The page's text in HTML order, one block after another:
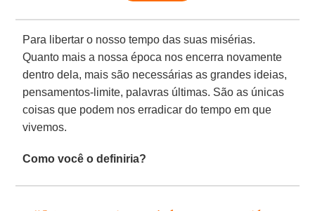
Para libertar o nosso tempo das suas misérias.
Quanto mais a nossa época nos encerra novamente
dentro dela, mais são necessárias as grandes ideias,
pensamentos-limite, palavras últimas. São as únicas
coisas que podem nos erradicar do tempo em que
vivemos.
Como você o definiria?